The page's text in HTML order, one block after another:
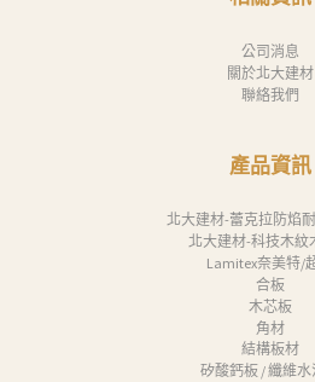
公司消息
關於北大建材
聯絡我們
產品資訊
北大建材-蕾克拉防焰
北大建材-科技木紋
Lamitex奈美特/
合板
木芯板
角材
結構板材
矽酸鈣板 / 纖維水